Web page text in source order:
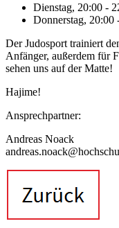
Dienstag, 20:00 -
Donnerstag, 20:00
Der Judosport trainiert
Anfänger, außerdem für
sehen uns auf der Matte!
Hajime!
Ansprechpartner:
Andreas Noack